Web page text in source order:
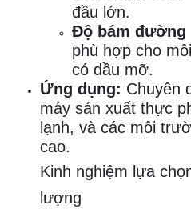
đầu lớn.
Độ bám đường
phù hợp cho
có dầu mỡ.
Ứng dụng: Chuyên
máy sản xuất thực
lạnh, và các môi
cao.
Kinh nghiệm lựa
lượng